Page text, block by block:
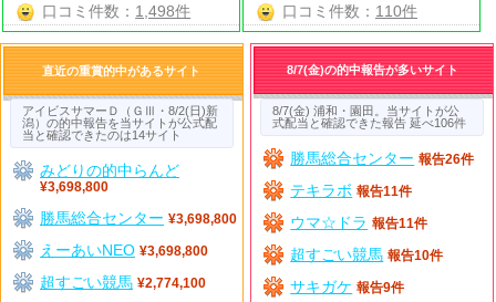
口コミ件数： 1,498件
口コミ件数： 110件
直近の重賞的中があるサイト
アイビスサマーＤ（ＧⅢ・8/2(日)新
潟）の的中報告を当サイトが公式配
当と確認できたのは14サイト
みどりの的中らんど
¥3,698,800
勝馬総合センター ¥3,698,800
えーあいNEO ¥3,698,800
超すごい競馬 ¥2,774,100
8/7(金)の的中報告が多いサイト
8/7(金) 浦和・園田。当サイトが公
式配当と確認できた報告 延べ106件
勝馬総合センター 報告26件
テキラボ 報告11件
ウマ☆ドラ 報告11件
超すごい競馬 報告10件
サキガケ 報告9件